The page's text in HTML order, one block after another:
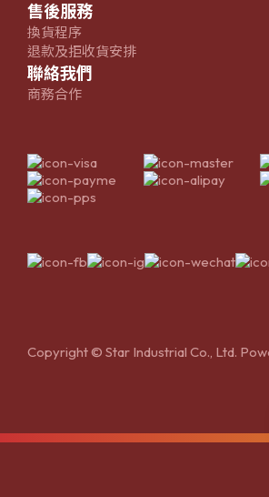
售後服務
換貨程序
退款及拒收貨安排
聯絡我們
商務合作
Copyright © Star Industrial Co., Ltd.